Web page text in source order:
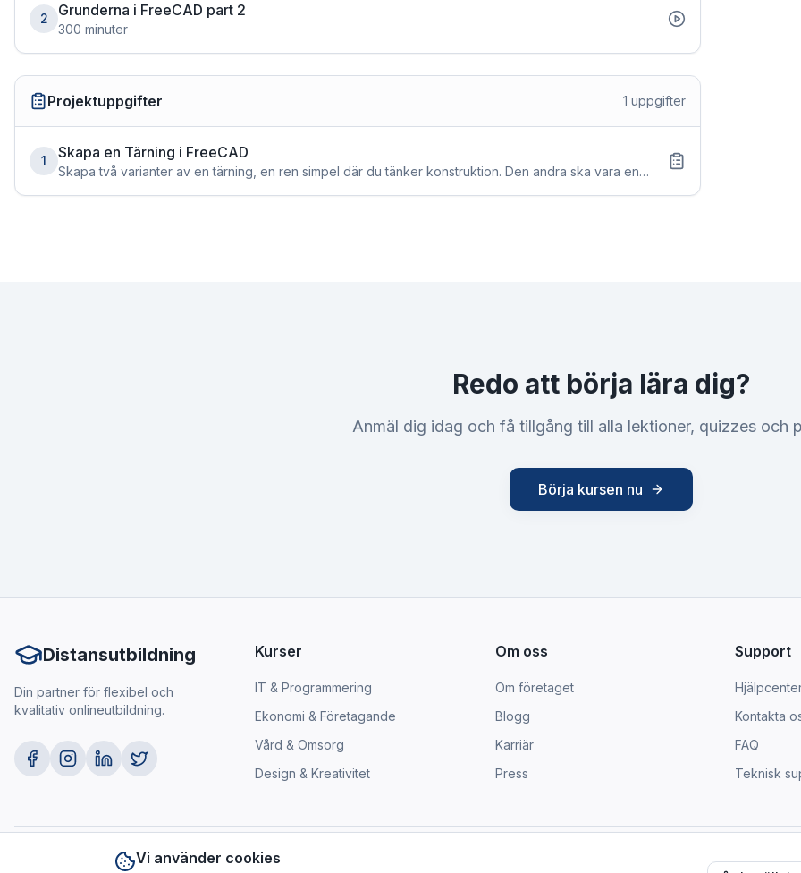
2 Grunderna i FreeCAD part 2
300 minuter
Projektuppgifter 1 uppgifter
1 Skapa en Tärning i FreeCAD
Skapa två varianter av en tärning, en ren simpel där du tänker konstruktion. Den andra ska vara en
Redo att börja lära dig?
Anmäl dig idag och få tillgång till alla lektioner, quizzes och
Börja kursen nu
Distansutbildning
Din partner för flexibel och
kvalitativ onlineutbildning.
Kurser
IT & Programmering
Ekonomi & Företagande
Vård & Omsorg
Design & Kreativitet
Om oss
Om företaget
Blogg
Karriär
Press
Support
Kontakta
FAQ
Teknisk
Distansutbildning. Alla rättigheter reserverade.
Vi använder cookies